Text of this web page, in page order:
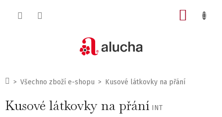
DomůVšechno zboží e-shopu Kusové látkovky na přání
Kusové látkovky na přání INT